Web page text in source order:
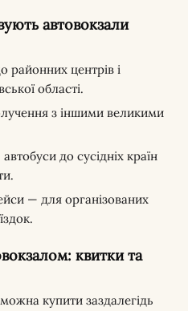
автовокзали
районних центрів і
області.
з іншими великими
до сусідніх країн
— для організованих
квитки та
купити заздалегідь